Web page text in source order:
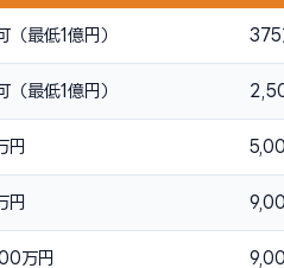
（最低1億円） 375
（最低1億円）
円
円
万円